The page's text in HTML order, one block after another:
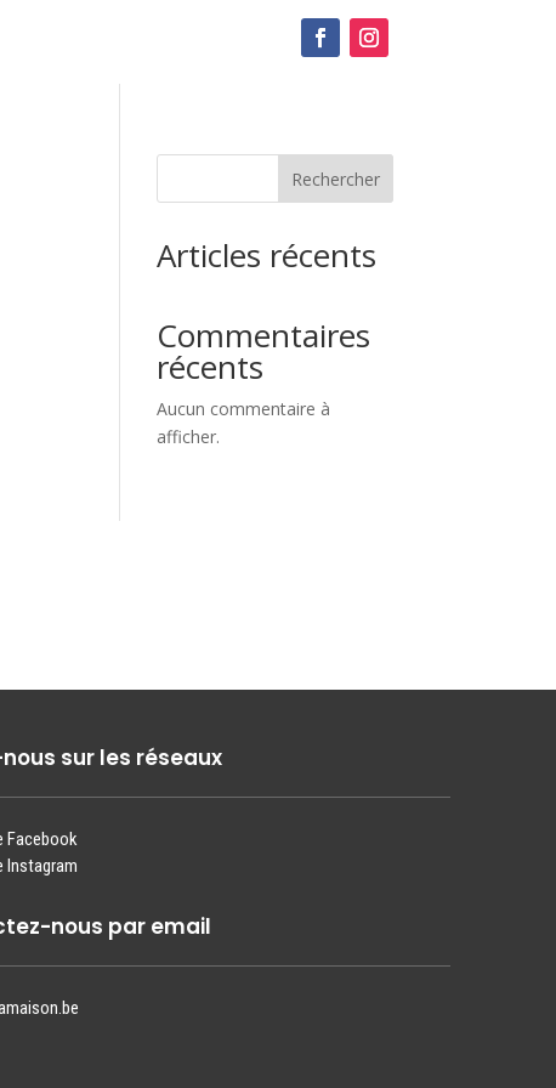
Rechercher
Articles récents
Commentaires
récents
Aucun commentaire à
afficher.
sur les réseaux
Facebook
Instagram
nous par email